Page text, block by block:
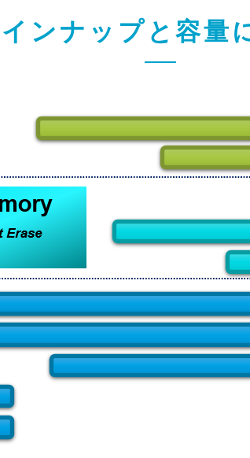
ンナップと容量